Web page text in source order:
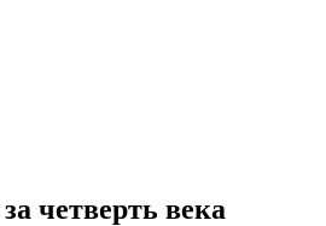
четверть века